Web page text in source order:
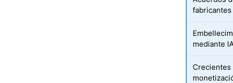
fabricantes
mediante
Crecientes